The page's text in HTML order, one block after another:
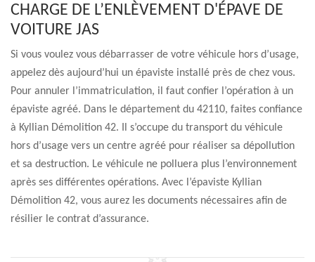
CHARGE DE L’ENLÈVEMENT D'ÉPAVE DE
VOITURE JAS
Si vous voulez vous débarrasser de votre véhicule hors d’usage,
appelez dès aujourd’hui un épaviste installé près de chez vous.
Pour annuler l’immatriculation, il faut confier l’opération à un
épaviste agréé. Dans le département du 42110, faites confiance
à Kyllian Démolition 42. Il s’occupe du transport du véhicule
hors d’usage vers un centre agréé pour réaliser sa dépollution
et sa destruction. Le véhicule ne polluera plus l’environnement
après ses différentes opérations. Avec l’épaviste Kyllian
Démolition 42, vous aurez les documents nécessaires afin de
résilier le contrat d’assurance.